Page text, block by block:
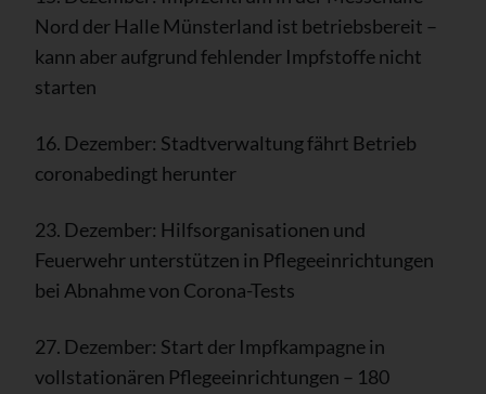
Nord der Halle Münsterland ist betriebsbereit –
kann aber aufgrund fehlender Impfstoffe nicht
starten
16. Dezember: Stadtverwaltung fährt Betrieb
coronabedingt herunter
23. Dezember: Hilfsorganisationen und
Feuerwehr unterstützen in Pflegeeinrichtungen
bei Abnahme von Corona-Tests
27. Dezember: Start der Impfkampagne in
vollstationären Pflegeeinrichtungen – 180